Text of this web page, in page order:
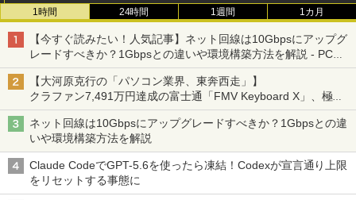
1時間 24時間 1週間 1カ月
【今すぐ読みたい！人気記事】ネット回線は10Gbpsにアップグ
レードすべきか？1Gbpsとの違いや環境構築方法を解説 - PC
Watch
【大河原克行の「パソコン業界、東奔西走」】
クラファン7,491万円達成の富士通「FMV Keyboard X」、極限
の静音化を追求
ネット回線は10Gbpsにアップグレードすべきか？1Gbpsとの違
いや環境構築方法を解説
Claude CodeでGPT-5.6を使ったら凍結！Codexが宣言通り上限
をリセットする事態に